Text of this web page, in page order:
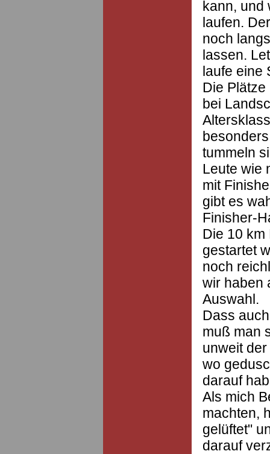
kann, und
laufen.
noch
lassen.
laufe eine
Die
bei
tummeln
Leute wie
mit
gibt es
Finisher-
Die 10 km
gestartet
noch
wir haben
Auswahl.
Dass
muß man
unweit
wo
darauf
Als mich
machten,
gelüftet"
darauf